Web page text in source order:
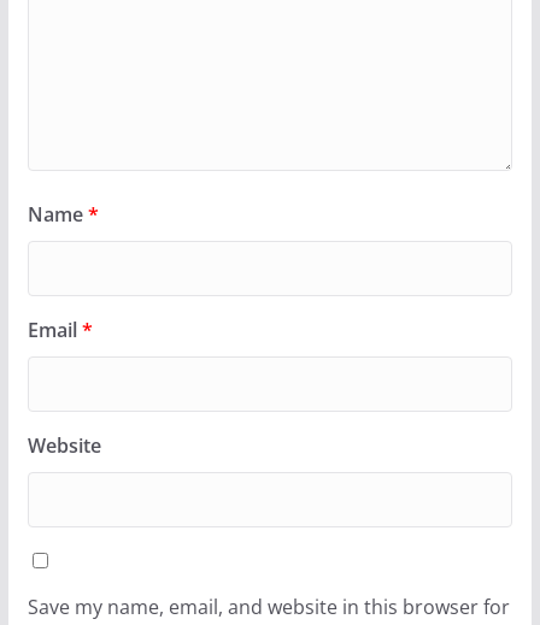
Name*
Email*
Website
Save my name, email, and website in this browser for